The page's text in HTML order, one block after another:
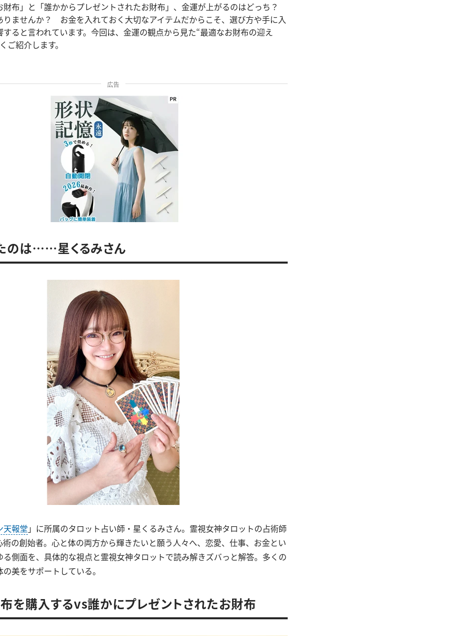
財布」と「誰かからプレゼントされたお財布」、金運が上がるのはどっち？
りませんか？ お金を入れておく大切なアイテムだからこそ、選び方や手に入
ると言われています。今回は、金運の観点から見た“最適なお財布の迎え
ご紹介します。
広告
のは……星くるみさん
天報堂 」に所属のタロット占い師・星くるみさん。霊視女神タロットの占術師
術の創始者。心と体の両方から輝きたいと願う人々へ、恋愛、仕事、お金とい
る側面を、具体的な視点と霊視女神タロットで読み解きズバっと解答。多くの
美をサポートしている。
を購入するvs誰かにプレゼントされたお財布